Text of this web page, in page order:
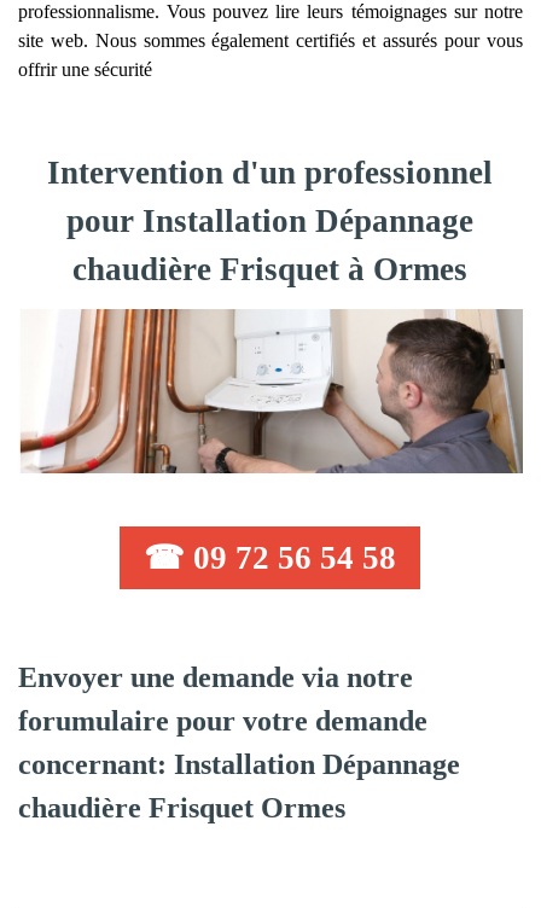
professionnalisme. Vous pouvez lire leurs témoignages sur notre
site web. Nous sommes également certifiés et assurés pour vous
offrir une sécurité
Intervention d'un professionnel
pour Installation Dépannage
chaudière Frisquet à Ormes
☎ 09 72 56 54 58
Envoyer une demande via notre
forumulaire pour votre demande
concernant: Installation Dépannage
chaudière Frisquet Ormes